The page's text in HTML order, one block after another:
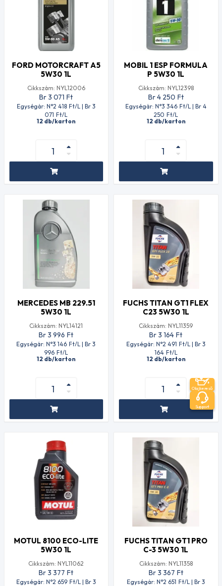
FORD MOTORCRAFT A5
5W30 1L
Cikkszám: NYL12006
Br 3 071 Ft
Egységár: N°2 418 Ft/L | Br 3
071 Ft/L
12 db/karton
MOBIL 1 ESP FORMULA
P 5W30 1L
Cikkszám: NYL12398
Br 4 250 Ft
Egységár: N°3 346 Ft/L | Br 4
250 Ft/L
12 db/karton
MERCEDES MB 229.51
5W30 1L
Cikkszám: NYL14121
Br 3 996 Ft
Egységár: N°3 146 Ft/L | Br 3
996 Ft/L
12 db/karton
FUCHS TITAN GT1 FLEX
C23 5W30 1L
Cikkszám: NYL11359
Br 3 164 Ft
Egységár: N°2 491 Ft/L | Br 3
164 Ft/L
12 db/karton
MOTUL 8100 ECO-LITE
5W30 1L
Cikkszám: NYL11062
Br 3 377 Ft
Egységár: N°2 659 Ft/L | Br 3
FUCHS TITAN GT1 PRO
C-3 5W30 1L
Cikkszám: NYL11358
Br 3 367 Ft
Egységár: N°2 651 Ft/L | Br 3
Olajkereső
Support